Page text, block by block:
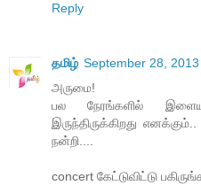
Reply
தமிழ் September 28,
அருமை!
பல நேரங்களில்
இருந்திருக்கிறது
நன்றி....
concert கேட்டுவிட்டு